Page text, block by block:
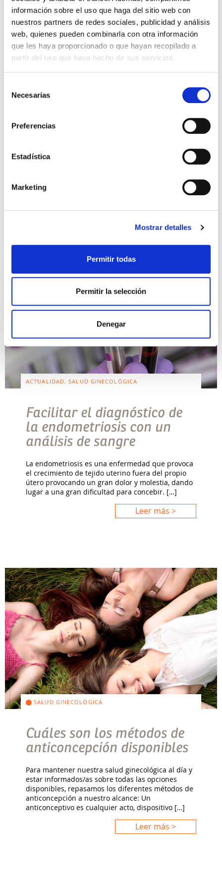
información sobre el uso que haga del sitio web con
nuestros partners de redes sociales, publicidad y análisis
web, quienes pueden combinarla con otra información
que les haya proporcionado o que hayan recopilado a
partir del uso que haya hecho de sus servicios.
Necesarias
Preferencias
Estadística
Marketing
Mostrar detalles
Permitir todas
Permitir la selección
Denegar
ACTUALIDAD, SALUD GINECOLÓGICA
¿Qué es el DIU y cuáles son
Los DIU ( dispositivo intrauterino), son dispositivos
como anticonceptivo. Es uno de los métodos
Leer más >
ACTUALIDAD, SALUD GINECOLÓGICA
Facilitar el diagnóstico de
la endometriosis con un
análisis de sangre
La endometriosis es una enfermedad que provoca
el crecimiento de tejido uterino fuera del propio
útero provocando un gran dolor y molestia, dando
lugar a una gran dificultad para concebir. […]
Leer más >
SALUD GINECOLÓGICA
Cuáles son los métodos de
anticoncepción disponibles
Para mantener nuestra salud ginecológica al día y
estar informados/as sobre todas las opciones
disponibles, repasamos los diferentes métodos de
anticoncepción a nuestro alcance: Un
anticonceptivo es cualquier acto, dispositivo […]
Leer más >